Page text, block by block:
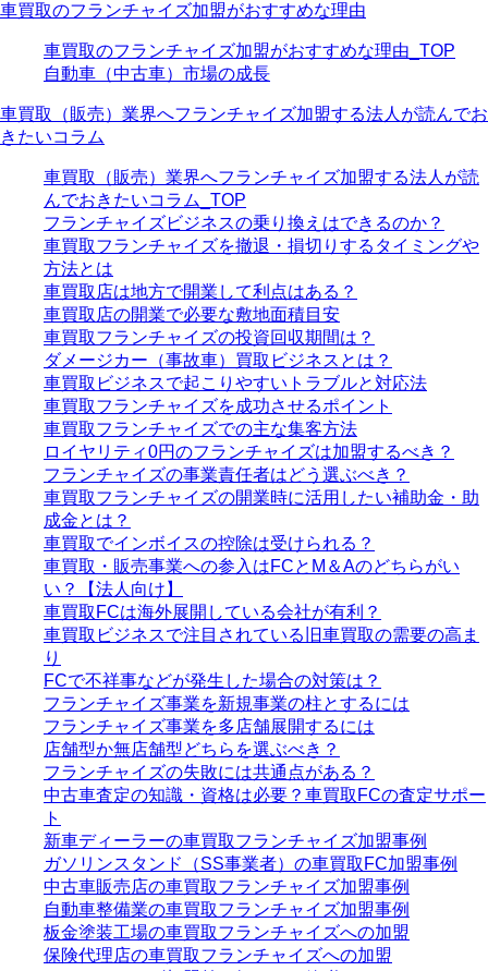
車買取のフランチャイズ加盟がおすすめな理由
車買取のフランチャイズ加盟がおすすめな理由_TOP
自動車（中古車）市場の成長
車買取（販売）業界へフランチャイズ加盟する法人が読んでお
きたいコラム
車買取（販売）業界へフランチャイズ加盟する法人が読
んでおきたいコラム_TOP
フランチャイズビジネスの乗り換えはできるのか？
車買取フランチャイズを撤退・損切りするタイミングや
方法とは
車買取店は地方で開業して利点はある？
車買取店の開業で必要な敷地面積目安
車買取フランチャイズの投資回収期間は？
ダメージカー（事故車）買取ビジネスとは？
車買取ビジネスで起こりやすいトラブルと対応法
車買取フランチャイズを成功させるポイント
車買取フランチャイズでの主な集客方法
ロイヤリティ0円のフランチャイズは加盟するべき？
フランチャイズの事業責任者はどう選ぶべき？
車買取フランチャイズの開業時に活用したい補助金・助
成金とは？
車買取でインボイスの控除は受けられる？
車買取・販売事業への参入はFCとM＆Aのどちらがい
い？【法人向け】
車買取FCは海外展開している会社が有利？
車買取ビジネスで注目されている旧車買取の需要の高ま
り
FCで不祥事などが発生した場合の対策は？
フランチャイズ事業を新規事業の柱とするには
フランチャイズ事業を多店舗展開するには
店舗型か無店舗型どちらを選ぶべき？
フランチャイズの失敗には共通点がある？
中古車査定の知識・資格は必要？車買取FCの査定サポー
ト
新車ディーラーの車買取フランチャイズ加盟事例
ガソリンスタンド（SS事業者）の車買取FC加盟事例
中古車販売店の車買取フランチャイズ加盟事例
自動車整備業の車買取フランチャイズ加盟事例
板金塗装工場の車買取フランチャイズへの加盟
保険代理店の車買取フランチャイズへの加盟